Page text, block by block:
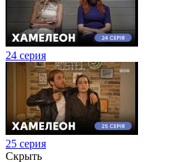
24 серия
25 серия
Скрыть